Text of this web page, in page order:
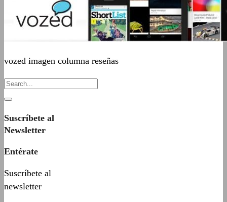
vozed imagen columna reseñas
Suscríbete al
Newsletter
Entérate
Suscríbete al
newsletter